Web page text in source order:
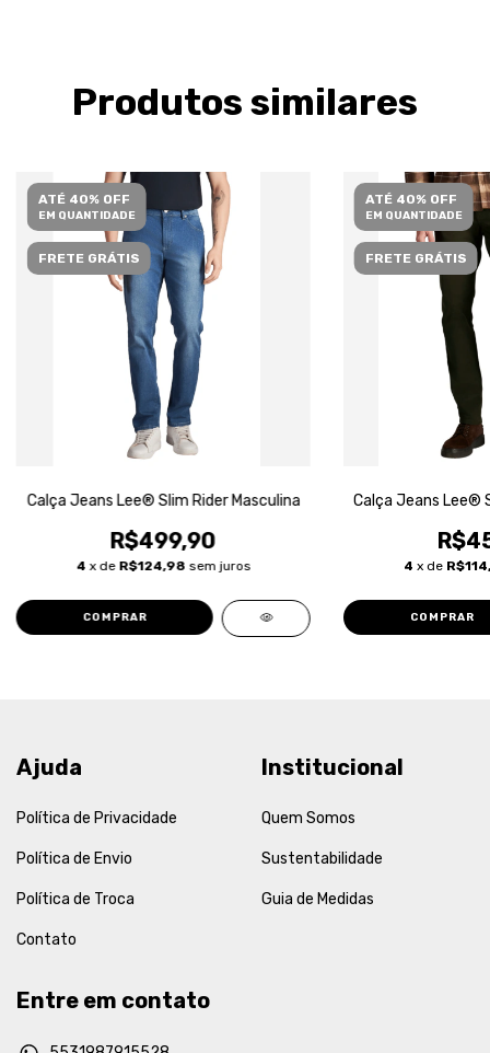
Produtos similares
ATÉ 40% OFF
EM QUANTIDADE
FRETE GRÁTIS
Calça Jeans Lee® Slim Rider Masculina
R$499,90
4 x de R$124,98 sem juros
COMPRAR
ATÉ 40% OFF
EM QUANTIDADE
FRETE GRÁTIS
Calça Jeans Lee®
4 x de
COMPRAR
Ajuda
Política de Privacidade
Política de Envio
Política de Troca
Contato
Institucional
Quem Somos
Sustentabilidade
Guia de Medidas
Entre em contato